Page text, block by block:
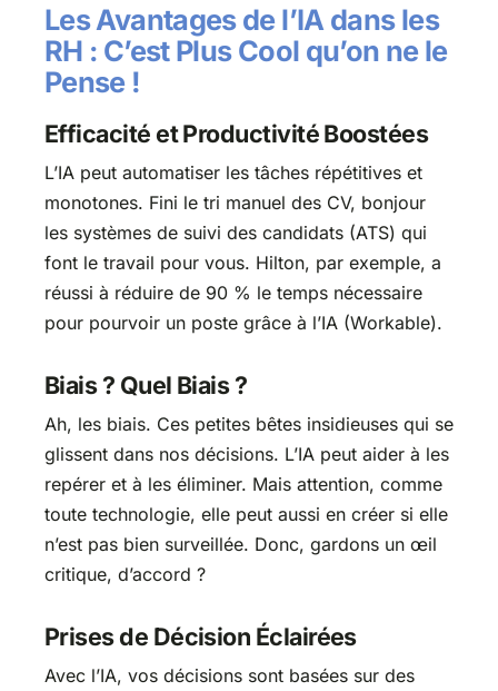
Les Avantages de l’IA dans les
RH : C’est Plus Cool qu’on ne le
Pense !
Efficacité et Productivité Boostées
L’IA peut automatiser les tâches répétitives et
monotones. Fini le tri manuel des CV, bonjour
les systèmes de suivi des candidats (ATS) qui
font le travail pour vous. Hilton, par exemple, a
réussi à réduire de 90 % le temps nécessaire
pour pourvoir un poste grâce à l’IA (Workable).
Biais ? Quel Biais ?
Ah, les biais. Ces petites bêtes insidieuses qui se
glissent dans nos décisions. L’IA peut aider à les
repérer et à les éliminer. Mais attention, comme
toute technologie, elle peut aussi en créer si elle
n’est pas bien surveillée. Donc, gardons un œil
critique, d’accord ?
Prises de Décision Éclairées
Avec l’IA, vos décisions sont basées sur des